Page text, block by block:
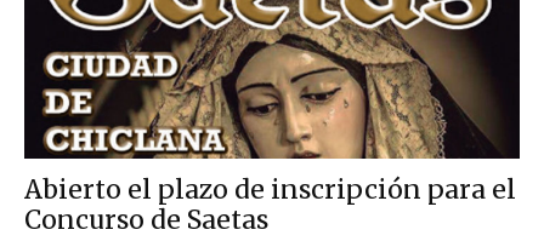
Abierto el plazo de inscripción para el
Concurso de Saetas